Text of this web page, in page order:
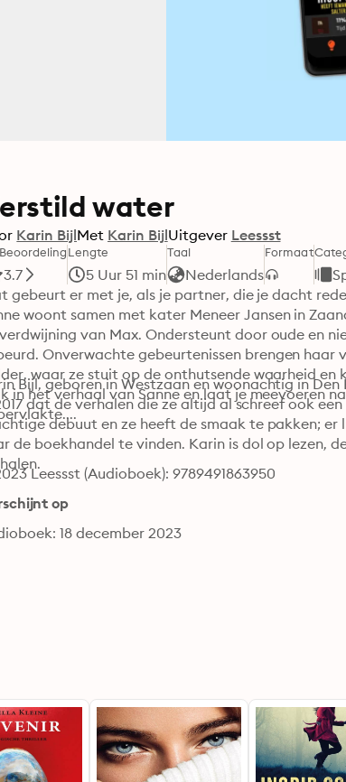
water
Karin BijlMet Karin BijlUitgever Leessst
3.7
Lengte
5 Uur 51 min
Taal
Nederlands
Formaat
gebeurt er met je, als je partner, die je dacht
woont samen met kater Meneer Jansen in
van Max. Ondersteunt door oude en
Onverwachte gebeurtenissen brengen
waar ze stuit op de onthutsende waarheid
in het verhaal van Sanne en laat je meevoeren
Bijl, geboren in Westzaan en woonachtig in
dat de verhalen die ze altijd al schreef ook
debuut en ze heeft de smaak te pakken;
de boekhandel te vinden. Karin is dol op lezen,
Leessst (Audioboek): 9789491863950
op
18 december 2023